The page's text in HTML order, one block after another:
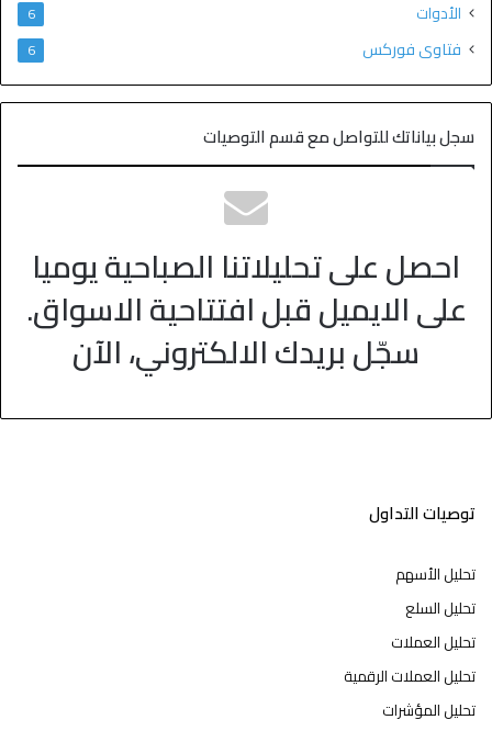
الأدوات 6
فتاوى فوركس 6
سجل بياناتك للتواصل مع قسم التوصيات
احصل على تحليلاتنا الصباحية يوميا
على الايميل قبل افتتاحية الاسواق.
سجّل بريدك الالكتروني، الآن
توصيات التداول
تحليل الأسهم
تحليل السلع
تحليل العملات
تحليل العملات الرقمية
تحليل المؤشرات